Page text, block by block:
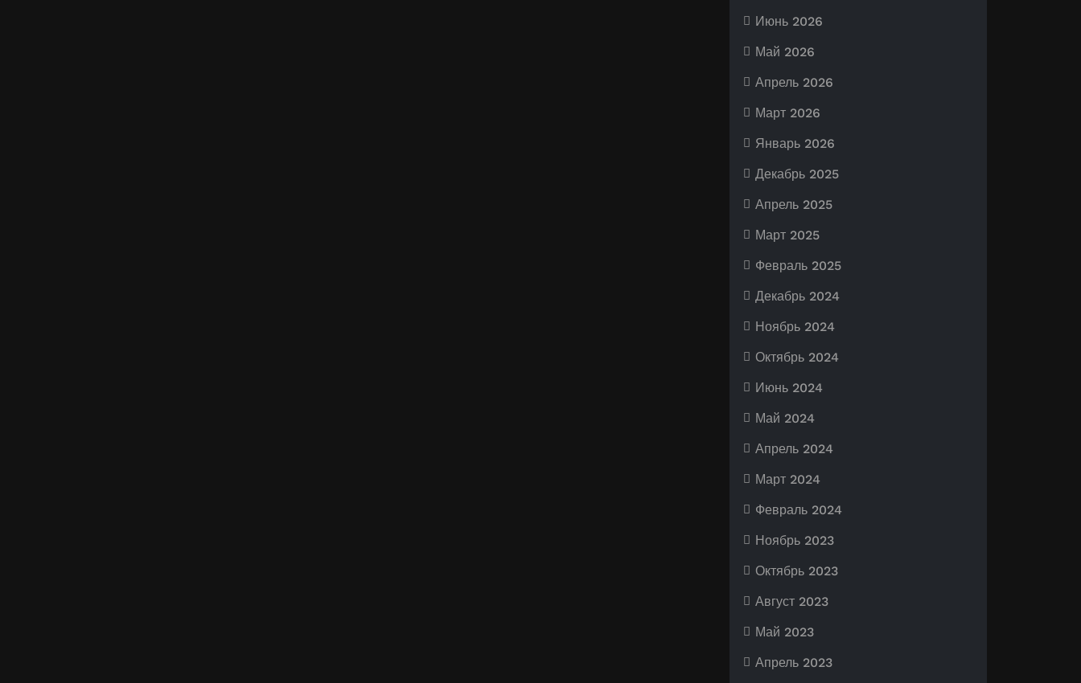
Июнь 2026
Май 2026
Апрель 2026
Март 2026
Январь 2026
Декабрь 2025
Апрель 2025
Март 2025
Февраль 2025
Декабрь 2024
Ноябрь 2024
Октябрь 2024
Июнь 2024
Май 2024
Апрель 2024
Март 2024
Февраль 2024
Ноябрь 2023
Октябрь 2023
Август 2023
Май 2023
Апрель 2023